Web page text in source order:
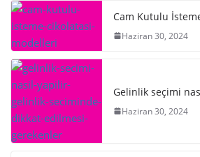
Cam Kutulu
Haziran 30, 2024
Gelinlik seçimi
Haziran 30, 2024